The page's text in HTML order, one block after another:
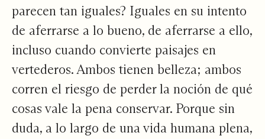
parecen tan iguales? Iguales en su intento
de aferrarse a lo bueno, de aferrarse a ello,
incluso cuando convierte paisajes en
vertederos. Ambos tienen belleza; ambos
corren el riesgo de perder la noción de qué
cosas vale la pena conservar. Porque sin
duda, a lo largo de una vida humana plena,